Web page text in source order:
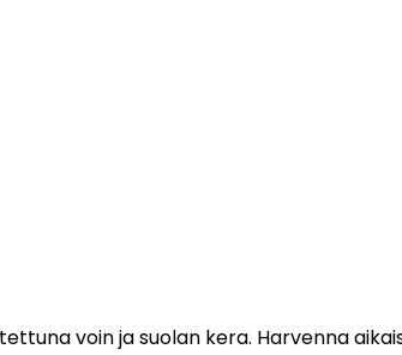
voin ja suolan kera. Harvenna